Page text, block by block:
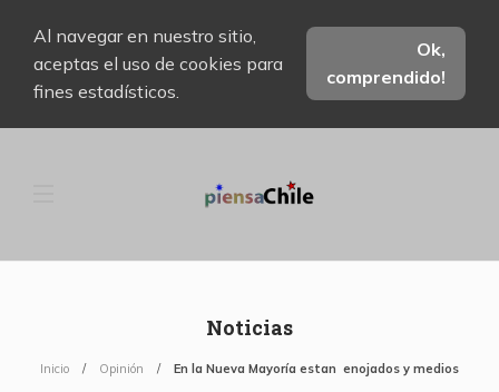
Al navegar en nuestro sitio,
aceptas el uso de cookies para
fines estadísticos.
Ok,
comprendido!
Noticias
Inicio Opinión En la Nueva Mayoría estan enojados y medios